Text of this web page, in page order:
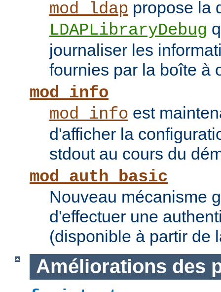
mod_ldap propose la
LDAPLibraryDebug
journaliser les
fournies par la boîte à
mod_info
mod_info est
d'afficher la
stdout au cours du
mod_auth_basic
Nouveau mécanisme
d'effectuer une
(disponible à partir de
Améliorations des